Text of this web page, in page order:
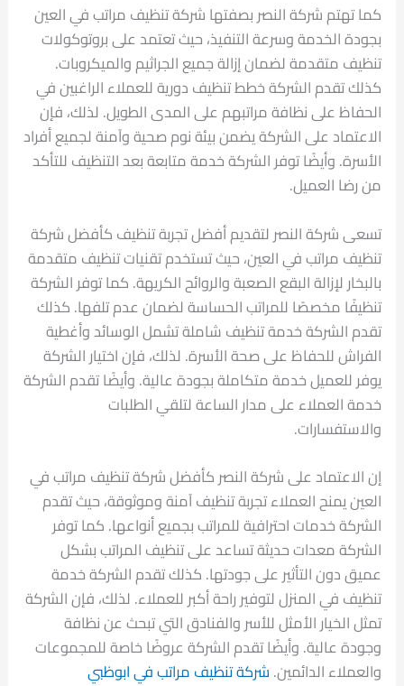
كما تهتم شركة النصر بصفتها شركة تنظيف مراتب في العين
بجودة الخدمة وسرعة التنفيذ، حيث تعتمد على بروتوكولات
تنظيف متقدمة لضمان إزالة جميع الجراثيم والميكروبات.
كذلك تقدم الشركة خطط تنظيف دورية للعملاء الراغبين في
الحفاظ على نظافة مراتبهم على المدى الطويل. لذلك، فإن
الاعتماد على الشركة يضمن بيئة نوم صحية وآمنة لجميع أفراد
الأسرة. وأيضًا توفر الشركة خدمة متابعة بعد التنظيف للتأكد
من رضا العميل.
تسعى شركة النصر لتقديم أفضل تجربة تنظيف كأفضل شركة
تنظيف مراتب في العين، حيث تستخدم تقنيات تنظيف متقدمة
بالبخار لإزالة البقع الصعبة والروائح الكريهة. كما توفر الشركة
تنظيفًا مخصصًا للمراتب الحساسة لضمان عدم تلفها. كذلك
تقدم الشركة خدمة تنظيف شاملة تشمل الوسائد وأغطية
الفراش للحفاظ على صحة الأسرة. لذلك، فإن اختيار الشركة
يوفر للعميل خدمة متكاملة بجودة عالية. وأيضًا تقدم الشركة
خدمة العملاء على مدار الساعة لتلقي الطلبات
والاستفسارات.
إن الاعتماد على شركة النصر كأفضل شركة تنظيف مراتب في
العين يمنح العملاء تجربة تنظيف آمنة وموثوقة، حيث تقدم
الشركة خدمات احترافية للمراتب بجميع أنواعها. كما توفر
الشركة معدات حديثة تساعد على تنظيف المراتب بشكل
عميق دون التأثير على جودتها. كذلك تقدم الشركة خدمة
تنظيف في المنزل لتوفير راحة أكبر للعملاء. لذلك، فإن الشركة
تمثل الخيار الأمثل للأسر والفنادق التي تبحث عن نظافة
وجودة عالية. وأيضًا تقدم الشركة عروضًا خاصة للمجموعات
والعملاء الدائمين. شركة تنظيف مراتب في ابوظبي